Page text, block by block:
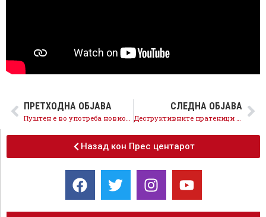
ПРЕТХОДНА ОБЈАВА
Пуштен е во употреба новиот експресен пат Штип Радовиш, продолжуваме со инвестиции кои значат развој во инфраструктурата
СЛЕДНА ОБЈАВА
Деструктивните пратеници на ВМРО-ДПМНЕ ја кочат и работата на комисиите
Назад кон Прес центарот